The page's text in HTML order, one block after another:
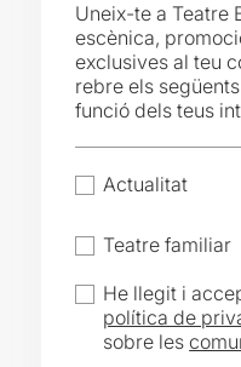
Uneix-te a Teatre
escènica,
exclusives al teu
rebre els
funció dels teus
Actualitat
Teatre familiar
He llegit i
política de
sobre les